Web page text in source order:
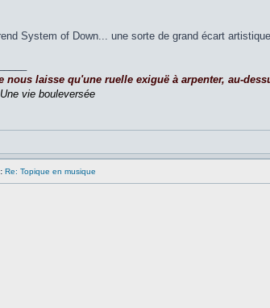
System of Down... une sorte de grand écart
nous laisse qu'une ruelle exiguë à arpenter, au-
Une vie bouleversée
Re: Topique en musique